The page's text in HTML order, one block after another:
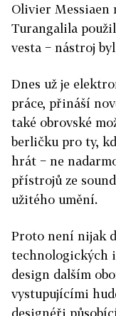
Olivier Messiaen
Turangalila
vesta − nástroj
Dnes už je
práce, přináší
také obrovské
berličku pro ty,
hrát − ne
přístrojů ze
užitého umění.
Proto není nijak
technologických
design dalším
vystupujícími
designéři